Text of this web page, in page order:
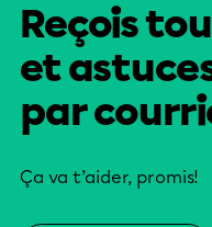
Reçois
et
par
Ça va t’aider, promis!